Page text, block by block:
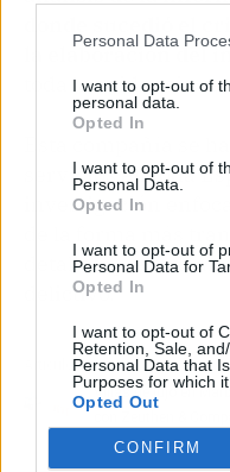
Personal Data
I want to opt-out of
personal data.
Opted In
I want to opt-out of
Personal Data.
Opted In
I want to opt-out of
Personal Data for
Opted In
I want to opt-out of
Retention, Sale,
Personal Data that
Purposes for which
Opted Out
CONFIRM
la elaboración del
toda la evidencia
servicios en toda
investigación
detalles que
delictivo.
Artículo anterior
Villas de lujo en